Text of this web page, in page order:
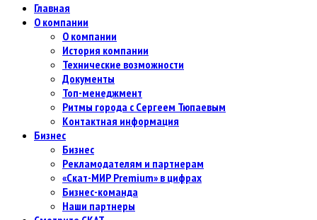
Главная
О компании
О компании
История компании
Технические возможности
Документы
Топ-менеджмент
Ритмы города с Сергеем Тюпаевым
Контактная информация
Бизнес
Бизнес
Рекламодателям и партнерам
«Скат-МИР Premium» в цифрах
Бизнес-команда
Наши партнеры